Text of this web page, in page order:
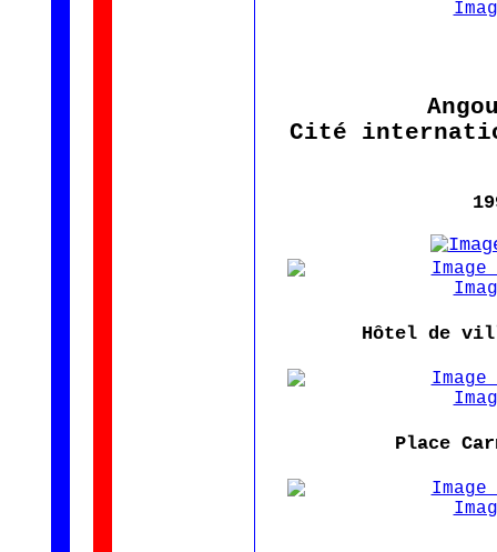
Cité
Hôtel de
Place